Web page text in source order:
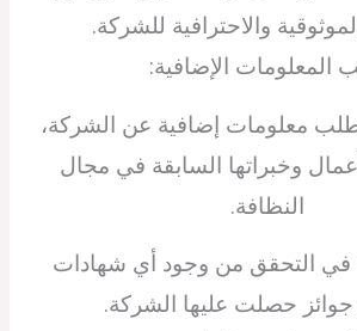
والاحترافية للشركة.
المعلومات الإضافية:
طلب معلومات إضافية عن الشركة،
وخبراتها السابقة في مجال
النظافة.
في التحقق من وجود أي شهادات
جوائز حصلت عليها الشركة.